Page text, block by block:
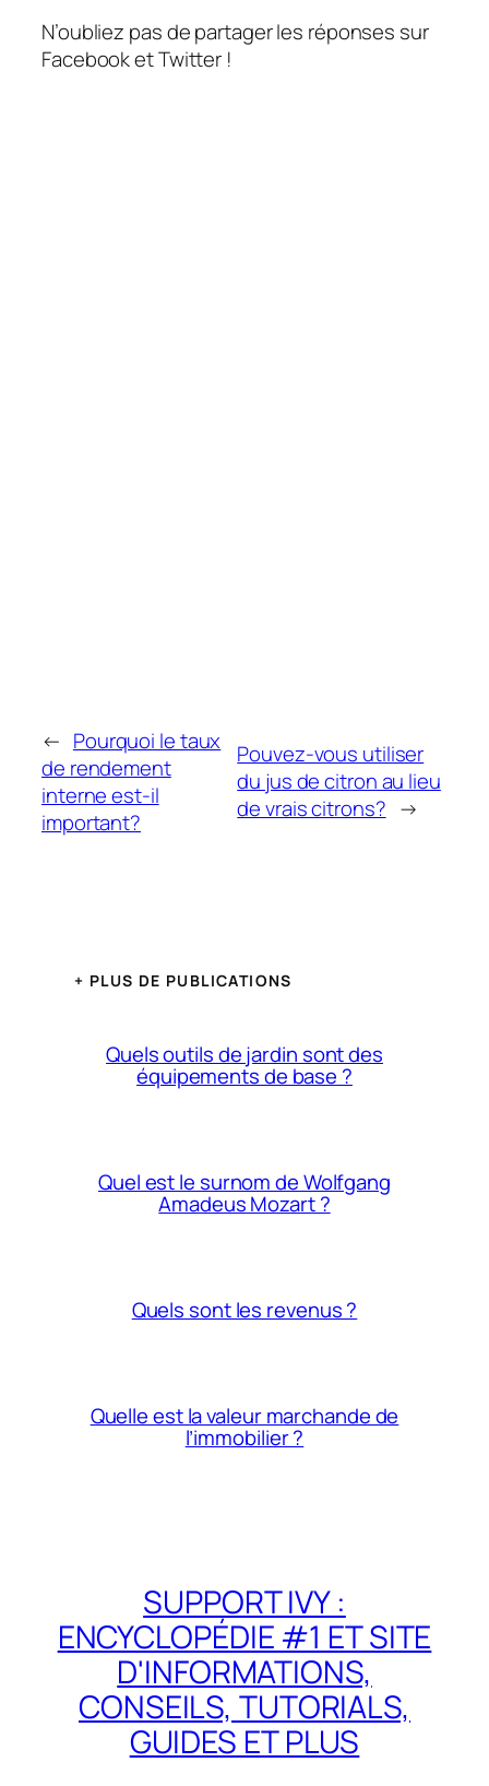
N’oubliez pas de partager les réponses sur
Facebook et Twitter !
← Pourquoi le taux
de rendement
interne est-il
important?
Pouvez-vous utiliser
du jus de citron au lieu
de vrais citrons? →
+ PLUS DE PUBLICATIONS
Quels outils de jardin sont des
équipements de base ?
Quel est le surnom de Wolfgang
Amadeus Mozart ?
Quels sont les revenus ?
Quelle est la valeur marchande de
l’immobilier ?
SUPPORT IVY :
ENCYCLOPÉDIE #1 ET SITE
D'INFORMATIONS,
CONSEILS, TUTORIALS,
GUIDES ET PLUS